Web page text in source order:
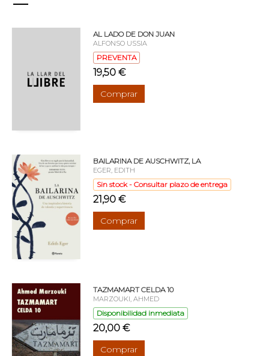
AL LADO DE DON JUAN
ALFONSO USSIA
PREVENTA
19,50 €
Comprar
BAILARINA DE AUSCHWITZ, LA
EGER, EDITH
Sin stock - Consultar plazo de entrega
21,90 €
Comprar
TAZMAMART CELDA 10
MARZOUKI, AHMED
Disponibilidad inmediata
20,00 €
Comprar